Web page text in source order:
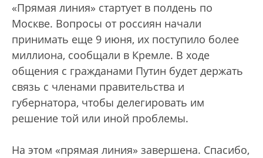
«Прямая линия» стартует в полдень по
Москве. Вопросы от россиян начали
принимать еще 9 июня, их поступило более
миллиона, сообщали в Кремле. В ходе
общения с гражданами Путин будет держать
связь с членами правительства и
губернатора, чтобы делегировать им
решение той или иной проблемы.
На этом «прямая линия» завершена. Спасибо,